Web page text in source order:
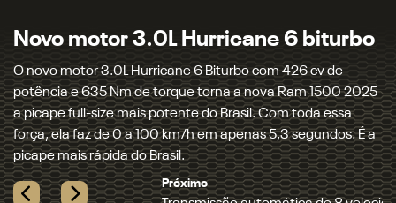
Transmissão automática de 8
velocidades
Uma moderna transmissão automática de 8 velocidades,
com trocas rápidas e imperceptíveis, está acoplada ao novo
motor Hurricane 6. Além de entregar muita performance
quando necessário, ela contribui para a redução do
consumo de combustível.